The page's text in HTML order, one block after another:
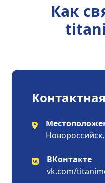
Как
ВКонтакте
vk.com/